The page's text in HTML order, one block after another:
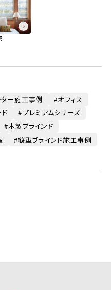
ター施工事例
オフィス
プレミアムシリーズ
木製ブラインド
縦型ブラインド施工事例